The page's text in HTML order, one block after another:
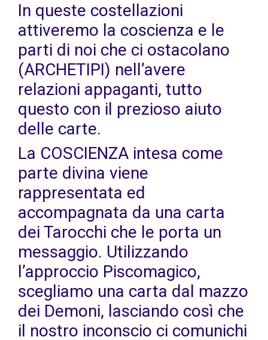
In queste costellazioni
attiveremo la coscienza e le
parti di noi che ci ostacolano
(ARCHETIPI) nell’avere
relazioni appaganti, tutto
questo con il prezioso aiuto
delle carte.
La COSCIENZA intesa come
parte divina viene
rappresentata ed
accompagnata da una carta
dei Tarocchi che le porta un
messaggio. Utilizzando
l’approccio Piscomagico,
scegliamo una carta dal mazzo
dei Demoni, lasciando così che
il nostro inconscio ci comunichi